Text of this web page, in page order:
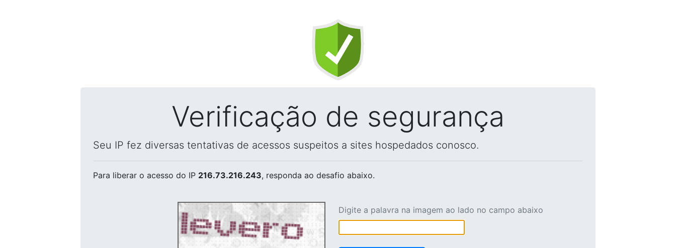
Verificação de segurança
Seu IP fez diversas tentativas de acessos suspeitos a sites hospedados conosco.
Para liberar o acesso do IP 216.73.216.243, responda ao desafio abaixo.
Digite a palavra na imagem ao lado no campo abaixo